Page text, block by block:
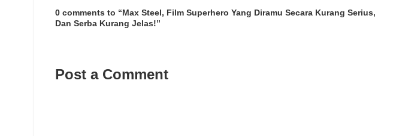
0 comments to “Max Steel, Film Superhero Yang Diramu Secara Kurang Serius,
Dan Serba Kurang Jelas!”
Post a Comment